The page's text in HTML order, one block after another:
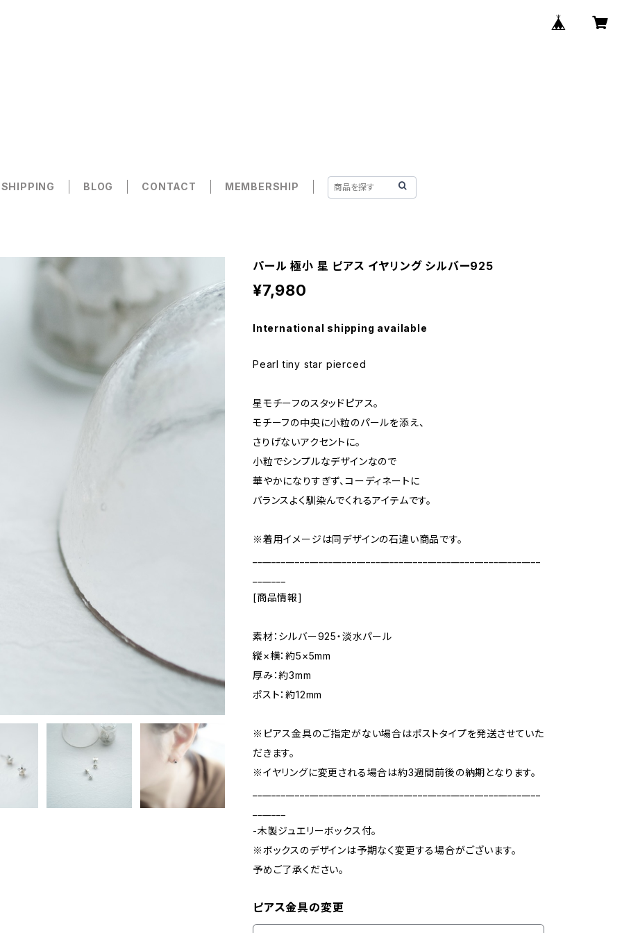
SHIPPING BLOG CONTACT MEMBERSHIP
パール 極小 星 ピアス イヤリング シルバー925
¥7,980
International shipping available
Pearl tiny star pierced
星モチーフのスタッドピアス。
モチーフの中央に小粒のパールを添え、
さりげないアクセントに。
小粒でシンプルなデザインなので
華やかになりすぎず、コーディネートに
バランスよく馴染んでくれるアイテムです。
※着用イメージは同デザインの石違い商品です。
[商品情報]
素材：シルバー925・淡水パール
縦×横：約5×5mm
厚み：約3mm
ポスト：約12mm
※ピアス金具のご指定がない場合はポストタイプを発送させていた
だきます。
※イヤリングに変更される場合は約3週間前後の納期となります。
-木製ジュエリーボックス付。
※ボックスのデザインは予期なく変更する場合がございます。
予めご了承ください。
ピアス金具の変更